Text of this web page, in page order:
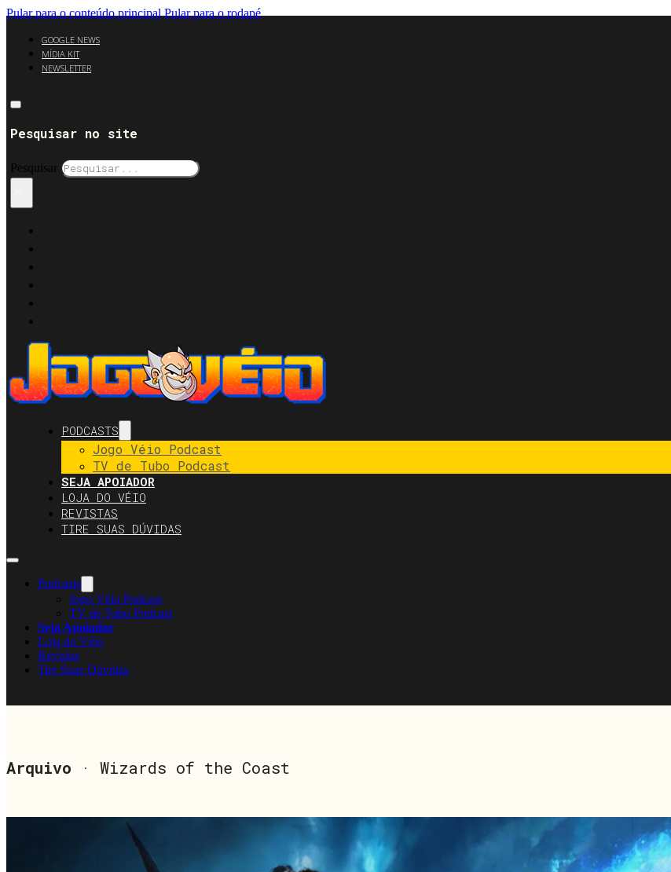
Pular para o conteúdo principal Pular para o rodapé
GOOGLE NEWS
MÍDIA KIT
NEWSLETTER
Pesquisar no site
Pesquisar
PODCASTS
Jogo Véio Podcast
TV de Tubo Podcast
SEJA APOIADOR
LOJA DO VÉIO
REVISTAS
TIRE SUAS DÚVIDAS
Podcasts
Jogo Véio Podcast
TV de Tubo Podcast
Seja Apoiador
Loja do Véio
Revistas
Tire Suas Dúvidas
Arquivo · Wizards of the Coast